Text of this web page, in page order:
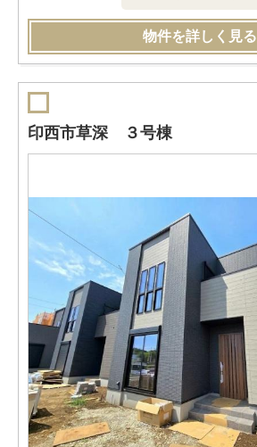
物件を詳しく見る
印西市草深 ３号棟